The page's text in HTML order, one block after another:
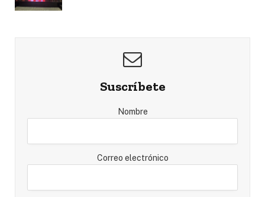
Suscríbete
Nombre
Correo electrónico